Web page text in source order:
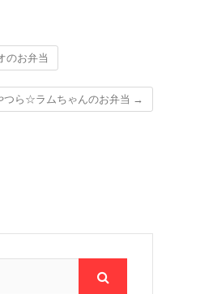
のお弁当
つら☆ラムちゃんのお弁当 →